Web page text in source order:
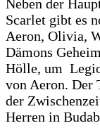
Neben der
Scarlet gibt es
Aeron, Olivia,
Dämons
Hölle, um
von Aeron. Der
der
Herren in